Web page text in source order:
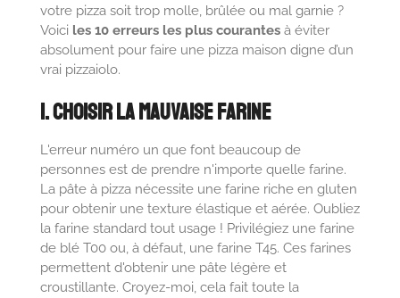
votre pizza soit trop molle, brûlée ou mal garnie ?
Voici les 10 erreurs les plus courantesà éviter
absolument pour faire une pizza maison digne d’un
vrai pizzaiolo.
1. Choisir la Mauvaise Farine
L'erreur numéro un que font beaucoup de
personnes est de prendre n'importe quelle farine.
La pâte à pizza nécessite une farine riche en gluten
pour obtenir une texture élastique et aérée. Oubliez
la farine standard tout usage ! Privilégiez une farine
de blé T00 ou, à défaut, une farine T45. Ces farines
permettent d'obtenir une pâte légère et
croustillante. Croyez-moi, cela fait toute la